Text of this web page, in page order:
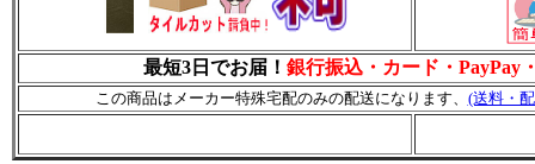
最短3日でお届！ 銀行振込・カード・PayPay
この商品はメーカー特殊宅配のみの配送になります、 (送料・